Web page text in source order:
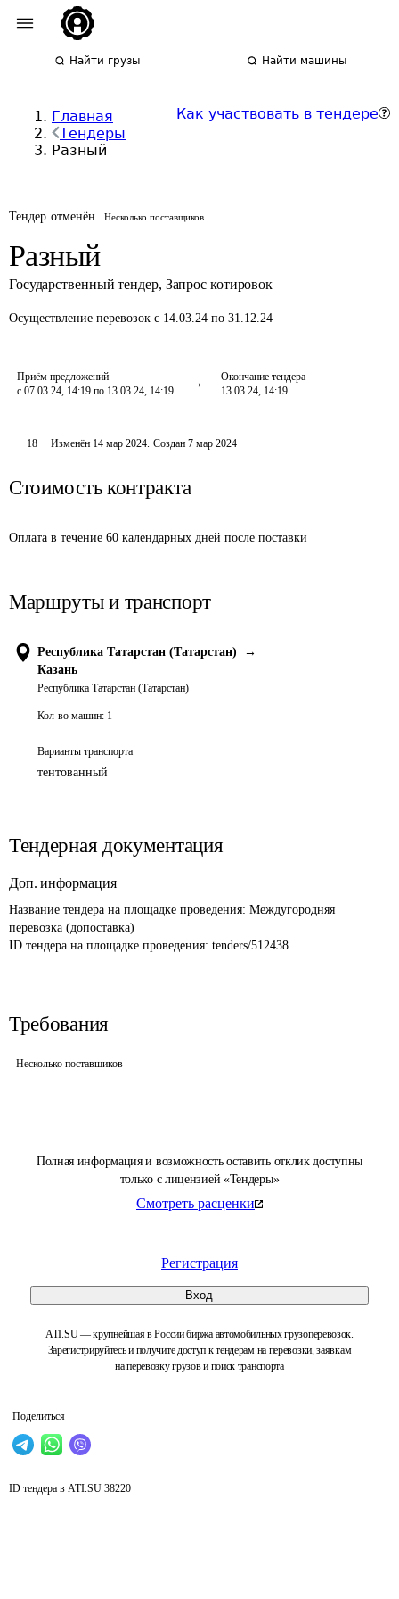
Найти грузы Найти машины
Главная
Тендеры
Разный
Как участвовать в тендере
Тендер отменён Несколько поставщиков
Разный
Государственный тендер, Запрос котировок
Осуществление перевозок с 14.03.24 по 31.12.24
Приём предложений
с 07.03.24, 14:19 по 13.03.24, 14:19
Окончание тендера
13.03.24, 14:19
Полная информация и возможность оставить отклик доступны
только с лицензией «Тендеры»
Смотреть расценки
Регистрация
Вход
ATI.SU — крупнейшая в России биржа автомобильных грузоперевозок.
Зарегистрируйтесь и получите доступ к тендерам на перевозки, заявкам
на перевозку грузов и поиск транспорта
Поделиться
18 Изменён 14 мар 2024. Создан 7 мар 2024
Стоимость контракта
Оплата в течение 60 календарных дней после поставки
Маршруты и транспорт
Республика Татарстан (Татарстан)
→
Казань
Республика Татарстан (Татарстан)
Кол-во машин: 1
Варианты транспорта
тентованный
Тендерная документация
Доп. информация
Название тендера на площадке проведения: Междугородняя
перевозка (допоставка)
ID тендера на площадке проведения: tenders/512438
Требования
Несколько поставщиков
ID тендера в ATI.SU 38220